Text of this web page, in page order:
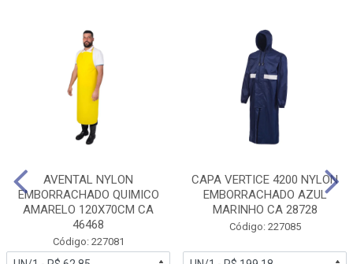
AVENTAL NYLON
EMBORRACHADO QUIMICO
AMARELO 120X70CM CA
46468
Código: 227081
CAPA VERTICE 4200 NYLON
EMBORRACHADO AZUL
MARINHO CA 28728
Código: 227085